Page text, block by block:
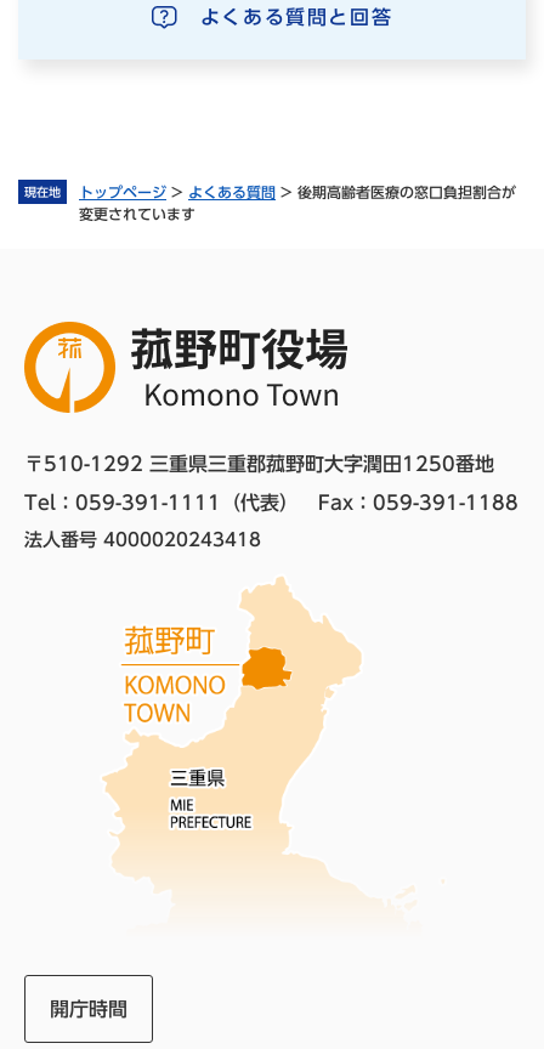
現在地 トップページ > よくある質問 > 後期高齢者医療の窓口負担割合が
変更されています
よくある質問と回答
〒510-1292 三重県三重郡菰野町大字潤田1250番地
Tel：059-391-1111（代表）
Fax：059-391-1188
法人番号 4000020243418
開庁時間